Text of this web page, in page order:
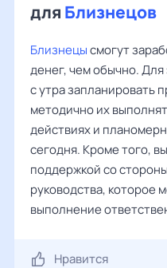
для Близнецов
Близнецысмогут
денег, чем обычно.
с утра запланировать
методично их
действиях и
сегодня. Кроме того,
поддержкой со
руководства, которое
выполнение
Нравится